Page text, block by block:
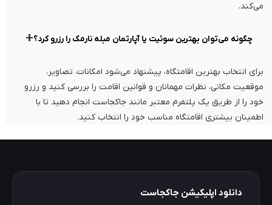
می‌کند.
چگونه می‌توان بهترین سوئیت یا آپارتمان مبله نارمک را رزرو کرد؟+
برای انتخاب بهترین اقامتگاه، پیشنهاد می‌شود امکانات، تصاویر،
موقعیت مکانی، نظرات مهمانان و قوانین اقامت را بررسی کنید و رزرو
خود را از طریق یک پلتفرم معتبر مانند جاکجاست انجام دهید تا با
اطمینان بیشتری اقامتگاه مناسب خود را انتخاب کنید.
دانلود اپلیکیشن جاکجاست